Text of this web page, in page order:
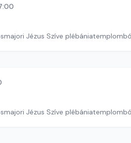
Jézus Szíve
Jézus Szíve